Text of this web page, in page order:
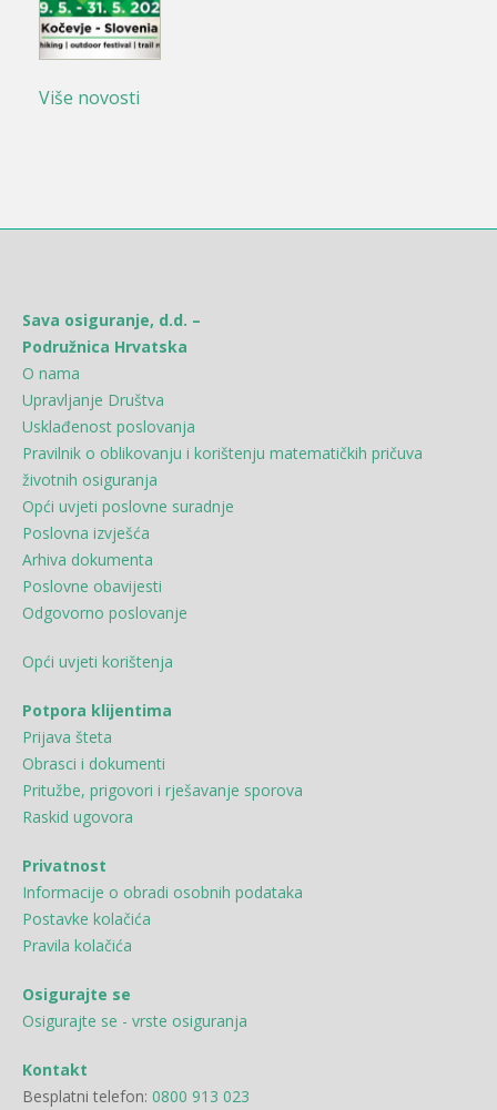
Više novosti
Sava osiguranje, d.d. –
Podružnica Hrvatska
O nama
Upravljanje Društva
Usklađenost poslovanja
Pravilnik o oblikovanju i korištenju matematičkih pričuva
životnih osiguranja
Opći uvjeti poslovne suradnje
Poslovna izvješća
Arhiva dokumenta
Poslovne obavijesti
Odgovorno poslovanje
Opći uvjeti korištenja
Potpora klijentima
Prijava šteta
Obrasci i dokumenti
Pritužbe, prigovori i rješavanje sporova
Raskid ugovora
Privatnost
Informacije o obradi osobnih podataka
Postavke kolačića
Pravila kolačića
Osigurajte se
Osigurajte se - vrste osiguranja
Kontakt
Besplatni telefon: 0800 913 023